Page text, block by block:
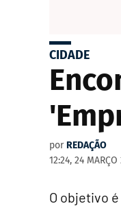
CIDADE
por REDAÇÃO
12:24, 24 MARÇO
O objetivo